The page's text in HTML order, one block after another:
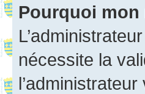
Pourquoi mon
nécessite la